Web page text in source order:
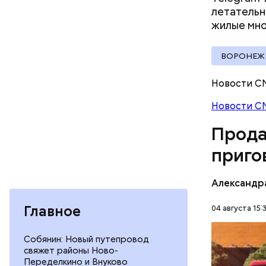
Главное
Собянин: Новый путепровод
свяжет районы Ново-
Переделкино и Внуково
жилые
ВОРОНЕЖ
Новости
Новости
04 августа
В мае
Гусейна
неуплате
Фото:
Молодого
которая
дней